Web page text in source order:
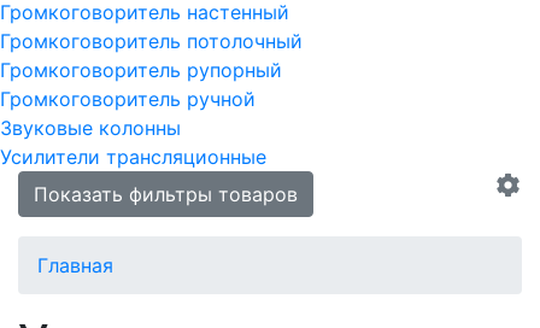
Громкоговоритель настенный
Громкоговоритель потолочный
Громкоговоритель рупорный
Громкоговоритель ручной
Звуковые колонны
Усилители трансляционные
Показать фильтры товаров
Главная